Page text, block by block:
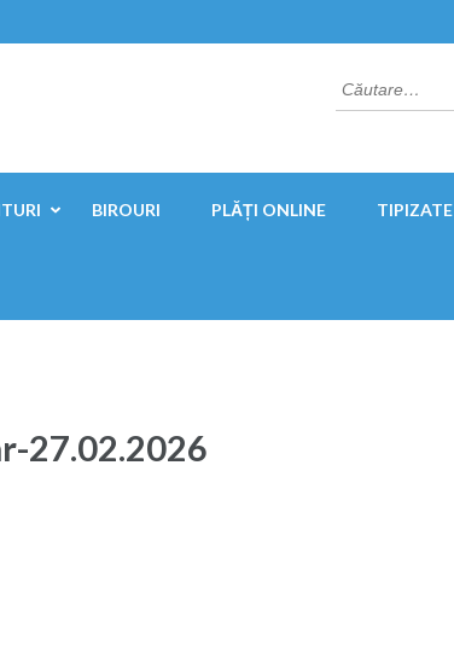
Caută
după:
BIROURI PLĂȚI ONLINE TIPIZATE
27.02.2026